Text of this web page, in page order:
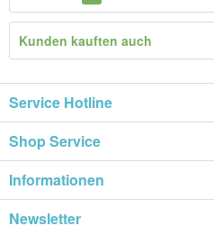
Kunden kauften auch
Service Hotline
Shop Service
Informationen
Newsletter